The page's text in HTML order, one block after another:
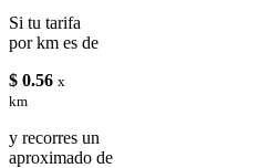
Si tu tarifa
por km es de
$ 0.56 x
km
y recorres un
aproximado de